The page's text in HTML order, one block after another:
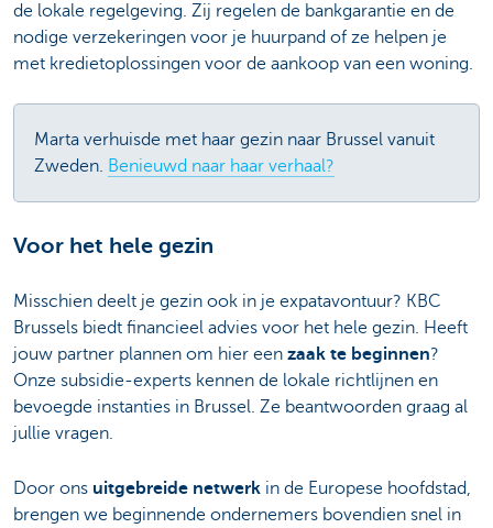
de lokale regelgeving. Zij regelen de bankgarantie en de
nodige verzekeringen voor je huurpand of ze helpen je
met kredietoplossingen voor de aankoop van een woning.
Marta verhuisde met haar gezin naar Brussel vanuit
Zweden. Benieuwd naar haar verhaal?
Voor het hele gezin
Misschien deelt je gezin ook in je expatavontuur? KBC
Brussels biedt financieel advies voor het hele gezin. Heeft
jouw partner plannen om hier een zaak te beginnen?
Onze subsidie-experts kennen de lokale richtlijnen en
bevoegde instanties in Brussel. Ze beantwoorden graag al
jullie vragen.
Door ons uitgebreide netwerk in de Europese hoofdstad,
brengen we beginnende ondernemers bovendien snel in